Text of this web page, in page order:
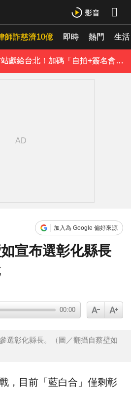
師詐慈濟10億 即時 熱門 生活
玉澤演巡演首站獻給台北！加碼「自拍+簽名會」 寵粉無極限
快訊／方志友、楊銘威離婚 「無法再做情人、永遠是家人」
橋上懸掛5屍體！墨西哥小鎮爆慘案 居民嘆：晚上如鬼城
加入為 Google 偏好來源
宣布選彰化縣長
00:00
選彰化縣長。（圖／翻攝自蔡壁如
，目前「 藍白合 」僅剩彰